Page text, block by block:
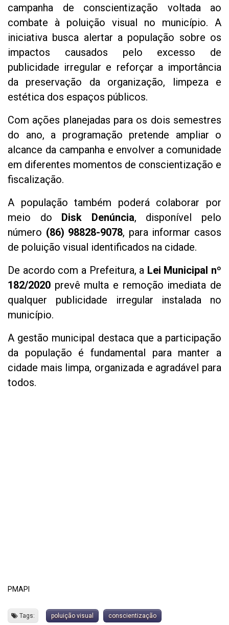
campanha de conscientização voltada ao
combate à poluição visual no município. A
iniciativa busca alertar a população sobre os
impactos causados pelo excesso de
publicidade irregular e reforçar a importância
da preservação da organização, limpeza e
estética dos espaços públicos.
Com ações planejadas para os dois semestres
do ano, a programação pretende ampliar o
alcance da campanha e envolver a comunidade
em diferentes momentos de conscientização e
fiscalização.
A população também poderá colaborar por
meio do Disk Denúncia, disponível pelo
número (86) 98828-9078, para informar casos
de poluição visual identificados na cidade.
De acordo com a Prefeitura, a Lei Municipal nº
182/2020 prevê multa e remoção imediata de
qualquer publicidade irregular instalada no
município.
A gestão municipal destaca que a participação
da população é fundamental para manter a
cidade mais limpa, organizada e agradável para
todos.
PMAPI
Tags: poluição visual conscientização